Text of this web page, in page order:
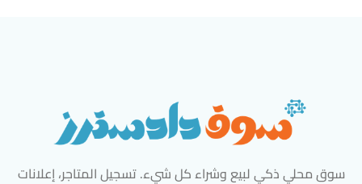
سوق محلي ذكي لبيع وشراء كل شيء. تسجيل المتاجر، إعلانات